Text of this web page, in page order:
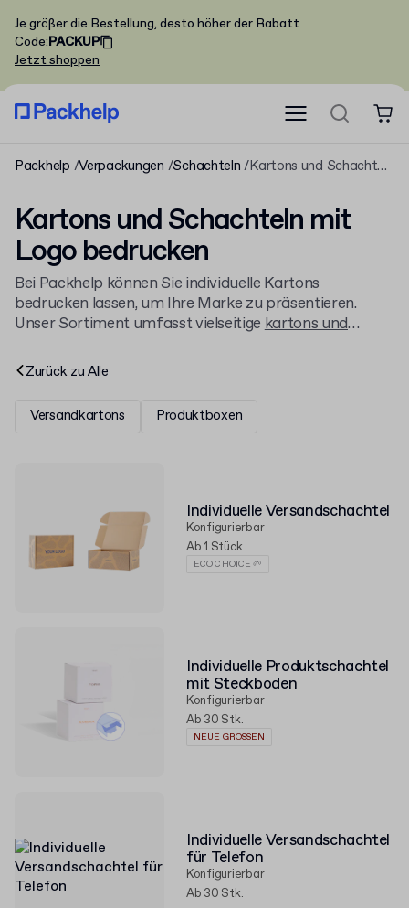
Je größer die Bestellung, desto höher der Rabatt
Code:PACKUP
Jetzt shoppen
Packhelp Verpackungen Schachteln Kartons und Schachteln mit Logo bedrucken
Kartons und Schachteln mit
Logo bedrucken
Bei Packhelp können Sie individuelle Kartons
bedrucken lassen, um Ihre Marke zu präsentieren.
Unser Sortiment umfasst vielseitigekartons und
zum Beispiel die
Zurück zu Alle
Versandkartons Produktboxen
Individuelle Versandschachtel
Konfigurierbar
Ab 1 Stück
ECO CHOICE 🌱
Individuelle Produktschachtel
mit Steckboden
Konfigurierbar
Ab 30 Stk.
NEUE GRÖSSEN
Individuelle Versandschachtel
für Telefon
Konfigurierbar
Ab 30 Stk.